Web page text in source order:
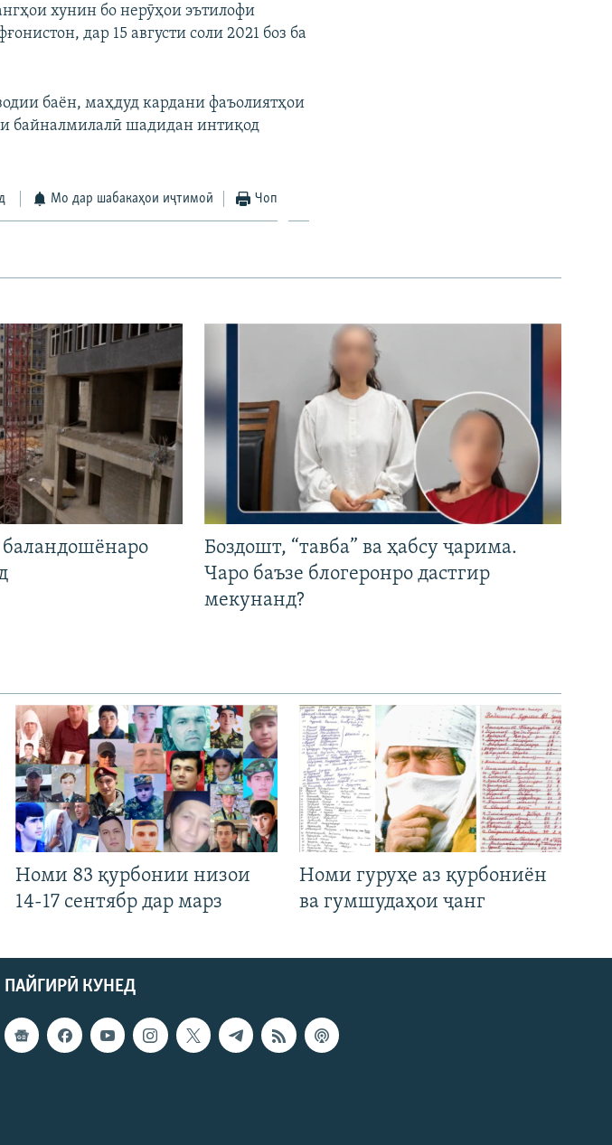
хунин бо нерӯҳои эътилофи
дар 15 августи соли 2021 боз ба
баён, маҳдуд кардани фаъолиятҳои
байналмилалӣ шадидан интиқод
Мо дар шабакаҳои иҷтимоӣ Чоп
Боздошт, “тавба” ва ҳабсу ҷарима.
Чаро баъзе блогеронро дастгир
мекунанд?
Номи 83 қурбонии низои
14-17 сентябр дар марз
Номи гуруҳе аз қурбониён
ва гумшудаҳои ҷанг
ПАЙГИРӢ КУНЕД